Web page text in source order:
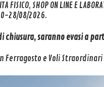
Regalo Pilota Drone
Sei un pilota di droni
Italiani. Regalati o
con la migliore
cosa regalargli (anche a
sono fieri di indossare
FISICO, SHOP ON LINE E
28/08/2026.
saranno evasi a
Ferragosto e Voli